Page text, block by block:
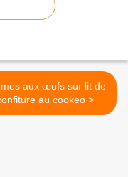
aux œufs sur lit de
confiture au cookeo >